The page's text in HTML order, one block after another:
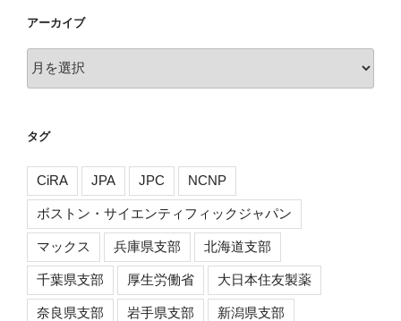
アーカイブ
ー
ブ
タグ
CiRA JPA JPC NCNP
ボストン・サイエンティフィックジャパン
マックス 兵庫県支部 北海道支部
千葉県支部 厚生労働省 大日本住友製薬
奈良県支部 岩手県支部 新潟県支部